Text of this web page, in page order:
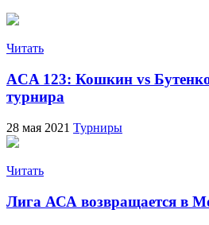
Читать
ACA 123: Кошкин vs
турнира
28 мая 2021 Турниры
Читать
Лига АСА возвращается в